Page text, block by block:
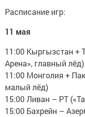
Расписание игр:
11 мая
11:00 Кыргызстан +
Арена», главный лёд)
11:00 Монголия +
малый лёд)
15:00 Ливан – РТ
15:00 Бахрейн –